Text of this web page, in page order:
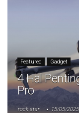
Featured Gadget
4 Hal
Pro
rock star 15/05/2025